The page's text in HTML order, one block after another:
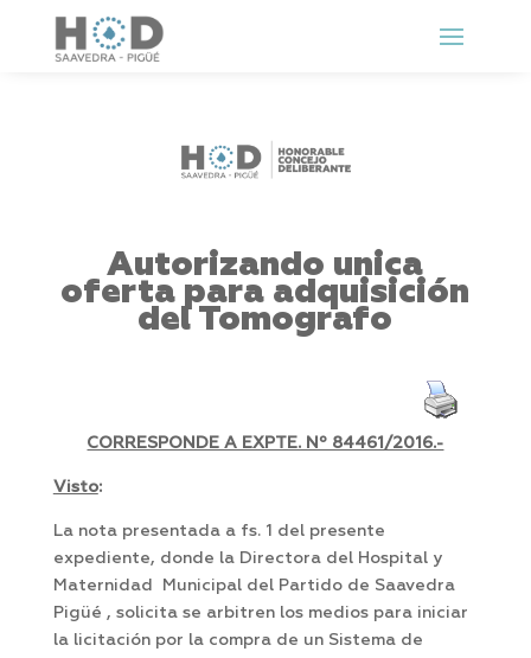
Autorizando unica
oferta para adquisición
del Tomografo
CORRESPONDE A EXPTE. Nº 84461/2016.-
Visto:
La nota presentada a fs. 1 del presente
expediente, donde la Directora del Hospital y
Maternidad Municipal del Partido de Saavedra
Pigüé , solicita se arbitren los medios para iniciar
la licitación por la compra de un Sistema de